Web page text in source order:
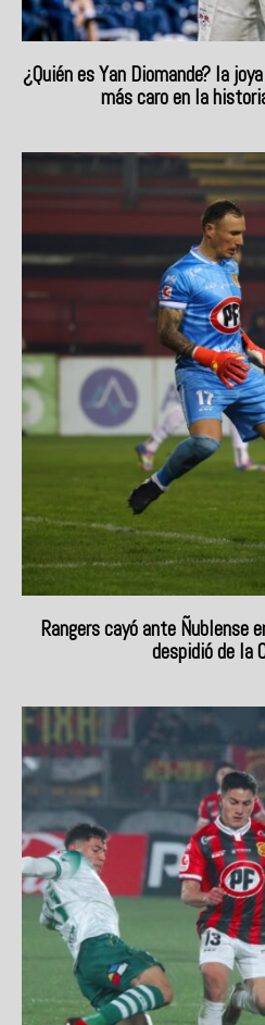
¿Quién es Yan Diomande? la
más caro en la
Rangers cayó ante Ñublense
despidió de la